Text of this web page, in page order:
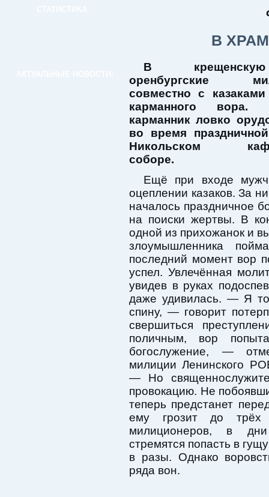
В
В
оренбургские
совместно с
карманного вора.
карманник ловко
во время
Никольском
соборе.
Ещё при входе
оцеплении казаков. За
началось праздничное
на поиски жертвы. В
одной из прихожанок и
злоумышленника
последний момент вор
успел. Увлечённая
увидев в руках
даже удивилась. — Я
спину, — говорит
свершиться
поличным, вор
богослужение, —
милиции Ленинского
— Но
провокацию. Не
теперь предстанет
ему грозит до трёх
милиционеров, в
стремятся попасть в
в разы. Однако
ряда вон.